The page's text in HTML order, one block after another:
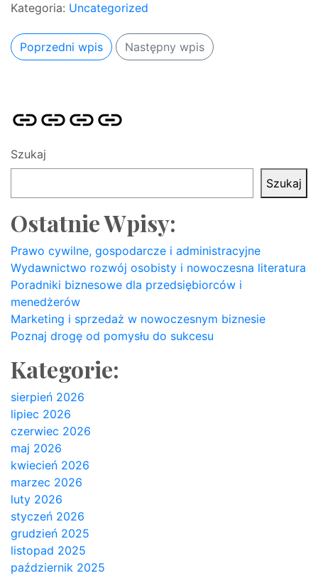
Kategoria: Uncategorized
Poprzedni wpis Następny wpis
Strona
główna
Pozycjonowanie
Stron
SKLEP
SEO
BLOG
Szukaj
Szukaj
Ostatnie Wpisy:
Prawo cywilne, gospodarcze i administracyjne
Wydawnictwo rozwój osobisty i nowoczesna literatura
Poradniki biznesowe dla przedsiębiorców i
menedżerów
Marketing i sprzedaż w nowoczesnym biznesie
Poznaj drogę od pomysłu do sukcesu
Kategorie:
sierpień 2026
lipiec 2026
czerwiec 2026
maj 2026
kwiecień 2026
marzec 2026
luty 2026
styczeń 2026
grudzień 2025
listopad 2025
październik 2025